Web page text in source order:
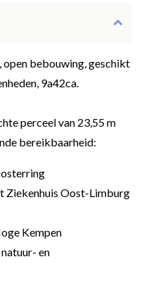
open bebouwing, geschikt
9a42ca.
perceel van 23,55 m
bereikbaarheid:
Ziekenhuis Oost-Limburg
Kempen
en